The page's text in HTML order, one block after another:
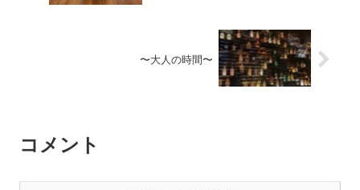
〜大人の時間〜
コメント